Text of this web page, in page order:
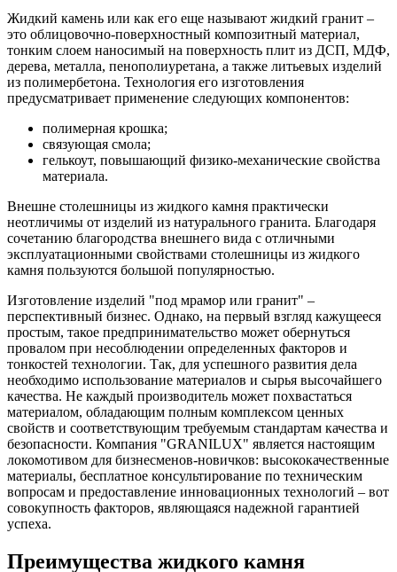
Жидкий камень или как его еще называют жидкий гранит –
это облицовочно-поверхностный композитный материал,
тонким слоем наносимый на поверхность плит из ДСП, МДФ,
дерева, металла, пенополиуретана, а также литьевых изделий
из полимербетона. Технология его изготовления
предусматривает применение следующих компонентов:
полимерная крошка;
связующая смола;
гелькоут, повышающий физико-механические свойства
материала.
Внешне столешницы из жидкого камня практически
неотличимы от изделий из натурального гранита. Благодаря
сочетанию благородства внешнего вида с отличными
эксплуатационными свойствами столешницы из жидкого
камня пользуются большой популярностью.
Изготовление изделий "под мрамор или гранит" –
перспективный бизнес. Однако, на первый взгляд кажущееся
простым, такое предпринимательство может обернуться
провалом при несоблюдении определенных факторов и
тонкостей технологии. Так, для успешного развития дела
необходимо использование материалов и сырья высочайшего
качества. Не каждый производитель может похвастаться
материалом, обладающим полным комплексом ценных
свойств и соответствующим требуемым стандартам качества и
безопасности. Компания "GRANILUX" является настоящим
локомотивом для бизнесменов-новичков: высококачественные
материалы, бесплатное консультирование по техническим
вопросам и предоставление инновационных технологий – вот
совокупность факторов, являющаяся надежной гарантией
успеха.
Преимущества жидкого камня